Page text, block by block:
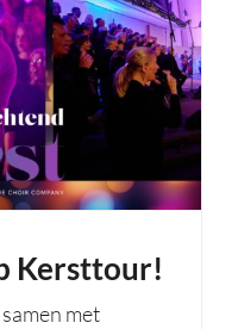
Kersttour!
met